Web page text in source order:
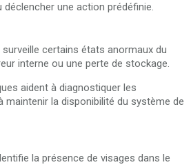
une action prédéfinie.
certains états anormaux du
interne ou une perte de stockage.
aident à diagnostiquer les
la disponibilité du système de
la présence de visages dans le